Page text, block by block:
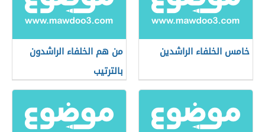
خامس الخلفاء الراشدين
من هم الخلفاء الراشدون
بالترتيب